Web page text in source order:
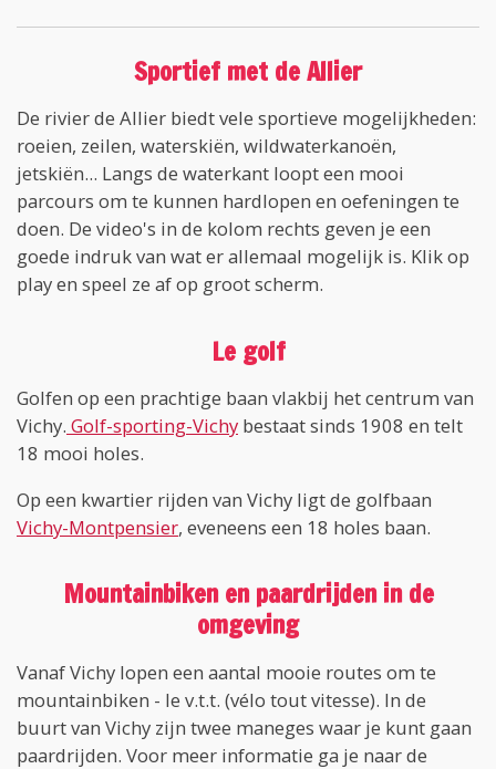
Sportief met de Allier
De rivier de Allier biedt vele sportieve mogelijkheden:
roeien, zeilen, waterskiën, wildwaterkanoën,
jetskiën... Langs de waterkant loopt een mooi
parcours om te kunnen hardlopen en oefeningen te
doen. De video's in de kolom rechts geven je een
goede indruk van wat er allemaal mogelijk is. Klik op
play en speel ze af op groot scherm.
Le golf
Golfen op een prachtige baan vlakbij het centrum van
Vichy. Golf-sporting-Vichy bestaat sinds 1908 en telt
18 mooi holes.
Op een kwartier rijden van Vichy ligt de golfbaan
Vichy-Montpensier, eveneens een 18 holes baan.
Mountainbiken en paardrijden in de
omgeving
Vanaf Vichy lopen een aantal mooie routes om te
mountainbiken - le v.t.t. (vélo tout vitesse). In de
buurt van Vichy zijn twee maneges waar je kunt gaan
paardrijden. Voor meer informatie ga je naar de